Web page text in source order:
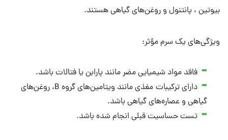
بیوتین ، پانتنول و روغن‌های گیاهی هستند.
ویژگی‌های یک سرم مؤثر:
فاقد مواد شیمیایی مضر مانند پارابن یا فتالات باشد.
دارای ترکیبات مغذی مانند ویتامین‌های گروه B، روغن‌های
گیاهی و عصاره‌های گیاهی باشد.
تست حساسیت قبلی انجام شده باشد.